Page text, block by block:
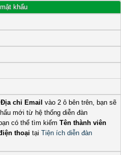
khẩu
Địa chỉ Email vào 2 ô bên trên, bạn sẽ
mới từ hệ thống diễn đàn
có thể tìm kiếm Tên thành viên
thoại tại Tiện ích diễn đàn